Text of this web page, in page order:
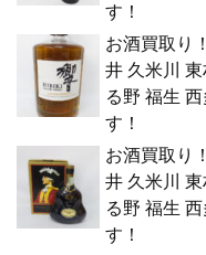
す！
お酒買取り
井 久米川
る野 福生
す！
お酒買取り
井 久米川
る野 福生
す！